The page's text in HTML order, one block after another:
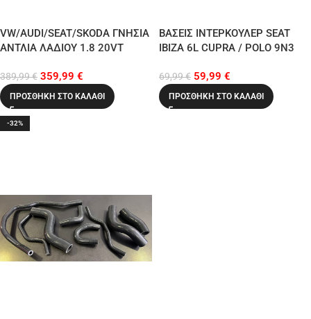
VW/AUDI/SEAT/SKODA ΓΝΗΣΙΑ
ΑΝΤΛΙΑ ΛΑΔΙΟΥ 1.8 20VT
BAM-AMK
389,99€ 359,99 €
ΠΡΟΣΘΉΚΗ ΣΤΟ ΚΑΛΆΘΙ
ΒΑΣΕΙΣ ΙΝΤΕΡΚΟΥΛΕΡ SEAT
IBIZA 6L CUPRA / POLO 9N3
69,99€ 59,99 €
ΠΡΟΣΘΉΚΗ ΣΤΟ ΚΑΛΆΘΙ
-32%